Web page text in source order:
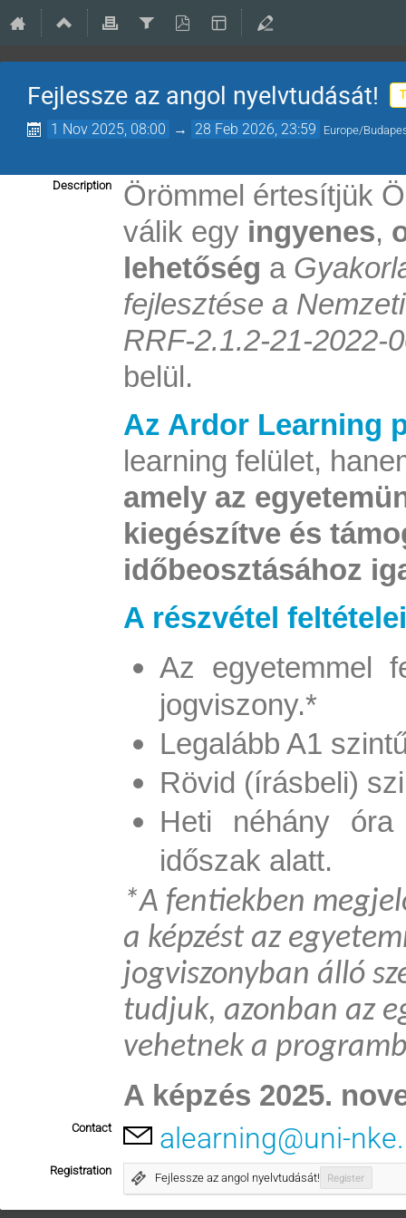
Fejlessze az angol nyelvtudását!
1 Nov 2025, 08:00 → 28 Feb 2026, 23:59 Europe/
Description
Örömmel értesítjük
válik egy ingyenes,
lehetőség a
fejlesztése a
RRF-2.1.2-21-2022-
belül.
Az Ardor Learning
learning felület,
amely az
kiegészítve és
időbeosztásához
A részvétel
Az egyetemmel
jogviszony.*
Legalább A1
Rövid (írásbeli)
Heti néhány
időszak alatt.
*A fentiekben
a képzést az
jogviszonyban álló
tudjuk, azonban az
vehetnek a
A képzés 2025.
Contact alearning@uni-
Registration
Fejlessze az angol nyelvtudását! Register